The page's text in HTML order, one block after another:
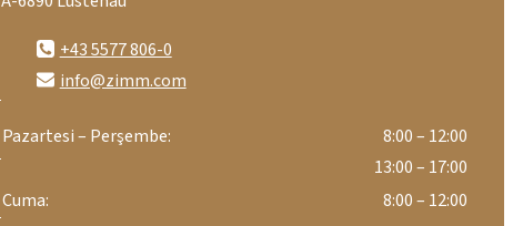
+43 5577 806-0
info@zimm.com
Pazartesi – Perşembe:
8:00 – 12:00
13:00 – 17:00
Cuma:
8:00 – 12:00